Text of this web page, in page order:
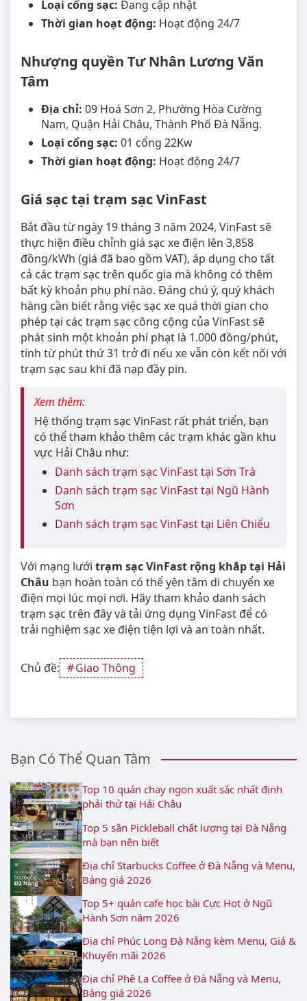
Loại cổng sạc: Đang cập nhật
Thời gian hoạt động: Hoạt động 24/7
Nhượng quyền Tư Nhân Lương Văn
Tâm
Địa chỉ: 09 Hoá Sơn 2, Phường Hòa Cường
Nam, Quận Hải Châu, Thành Phố Đà Nẵng.
Loại cổng sạc: 01 cổng 22Kw
Thời gian hoạt động: Hoạt động 24/7
Giá sạc tại trạm sạc VinFast
Bắt đầu từ ngày 19 tháng 3 năm 2024, VinFast sẽ
thực hiện điều chỉnh giá sạc xe điện lên 3,858
đồng/kWh (giá đã bao gồm VAT), áp dụng cho tất
cả các trạm sạc trên quốc gia mà không có thêm
bất kỳ khoản phụ phí nào. Đáng chú ý, quý khách
hàng cần biết rằng việc sạc xe quá thời gian cho
phép tại các trạm sạc công cộng của VinFast sẽ
phát sinh một khoản phí phạt là 1.000 đồng/phút,
tính từ phút thứ 31 trở đi nếu xe vẫn còn kết nối với
trạm sạc sau khi đã nạp đầy pin.
Xem thêm:
Hệ thống trạm sạc VinFast rất phát triển, bạn
có thể tham khảo thêm các trạm khác gần khu
vực Hải Châu như:
Danh sách trạm sạc VinFast tại Sơn Trà
Danh sách trạm sạc VinFast tại Ngũ Hành
Sơn
Danh sách trạm sạc VinFast tại Liên Chiểu
Với mạng lưới trạm sạc VinFast rộng khắp tại Hải
Châu bạn hoàn toàn có thể yên tâm di chuyển xe
điện mọi lúc mọi nơi. Hãy tham khảo danh sách
trạm sạc trên đây và tải ứng dụng VinFast để có
trải nghiệm sạc xe điện tiện lợi và an toàn nhất.
Chủ đề: Giao Thông
Bạn Có Thể Quan Tâm
Top 10 quán chay ngon xuất sắc nhất định
phải thử tại Hải Châu
Top 5 sân Pickleball chất lượng tại Đà Nẵng
mà bạn nên biết
Địa chỉ Starbucks Coffee ở Đà Nẵng và Menu,
Bảng giá 2026
Top 5+ quán cafe học bài Cực Hot ở Ngũ
Hành Sơn năm 2026
Địa chỉ Phúc Long Đà Nẵng kèm Menu, Giá &
Khuyến mãi 2026
Địa chỉ Phê La Coffee ở Đà Nẵng và Menu,
Bảng giá 2026